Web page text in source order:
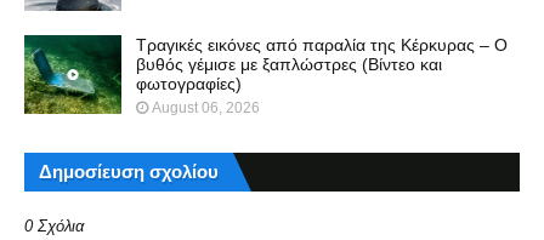
Τραγικές εικόνες από παραλία της Κέρκυρας – Ο
βυθός γέμισε με ξαπλώστρες (Βίντεο και
φωτογραφίες)
August 06, 2026
Δημοσίευση σχολίου
0 Σχόλια